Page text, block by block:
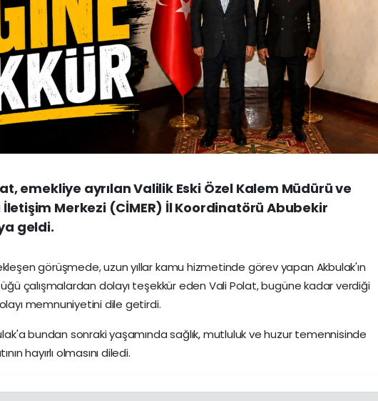
emekliye ayrılan Valilik Eski Özel Kalem Müdürü ve
İletişim Merkezi (CİMER) İl Koordinatörü Abubekir
geldi.
görüşmede, uzun yıllar kamu hizmetinde görev yapan Akbulak'ın
çalışmalardan dolayı teşekkür eden Vali Polat, bugüne kadar verdiği
memnuniyetini dile getirdi.
bundan sonraki yaşamında sağlık, mutluluk ve huzur temennisinde
hayırlı olmasını diledi.